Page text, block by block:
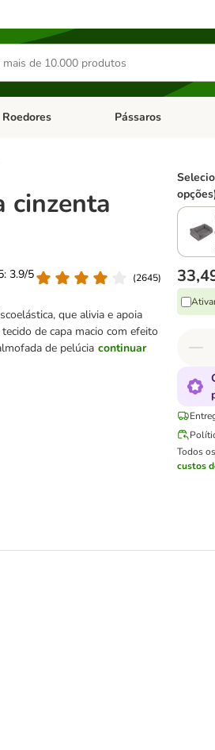
menu de categoria: Antiparasitários
Roedores Abrir menu de
Pássaros
cinzenta
3.9/5
(2645)
que alivia e apoia
de capa macio com efeito
de pelúcia continuar
Todos
custos